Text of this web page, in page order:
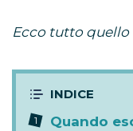
Ecco tutto quello
Quando